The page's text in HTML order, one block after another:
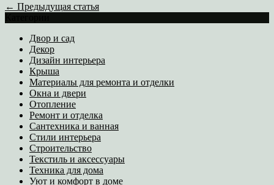
← Предыдущая статья
Двор и сад
Декор
Дизайн интерьера
Крыша
Материалы для ремонта и отделки
Окна и двери
Отопление
Ремонт и отделка
Сантехника и ванная
Стили интерьера
Строительство
Текстиль и аксессуары
Техника для дома
Уют и комфорт в доме